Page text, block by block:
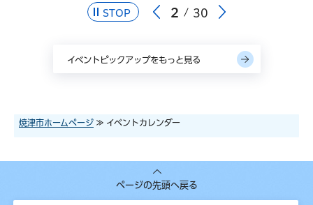
STOP 2 30
イベントピックアップをもっと見る
焼津市ホームページ ≫ イベントカレンダー
ページの先頭へ戻る